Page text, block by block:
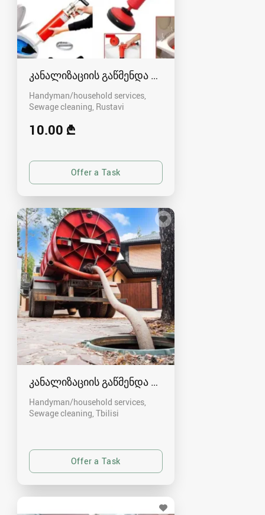
კანალიზაციის გაწმენდა რუსთავში - 591004680
Handyman/household services,
Sewage cleaning Rustavi
10.00 ₾
კანალიზაციის გაწმენდა თბილისი 557554000
Handyman/household services,
Sewage cleaning Tbilisi